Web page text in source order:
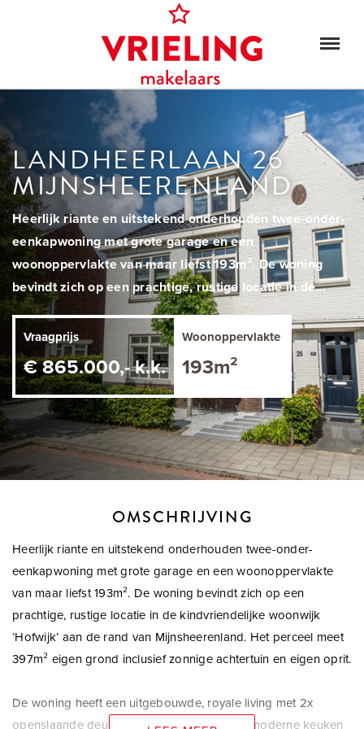
LANDHEERLAAN 26
MIJNSHEERENLAND
Heerlijk riante en uitstekend onderhouden twee-onder-
eenkapwoning met grote garage en een
woonoppervlakte van maar liefst 193m². De woning
bevindt zich op een prachtige, rustige locatie in de...
Vraagprijs
€ 865.000,- k.k.
Woonoppervlakte
193m²
OMSCHRIJVING
Heerlijk riante en uitstekend onderhouden twee-onder-
eenkapwoning met grote garage en een woonoppervlakte
van maar liefst 193m². De woning bevindt zich op een
prachtige, rustige locatie in de kindvriendelijke woonwijk
‘Hofwijk’ aan de rand van Mijnsheerenland. Het perceel meet
397m² eigen grond inclusief zonnige achtertuin en eigen oprit.
De woning heeft een uitgebouwde, royale living met 2x
openslaande deuren naar de tuin inclusief,- moderne keuken